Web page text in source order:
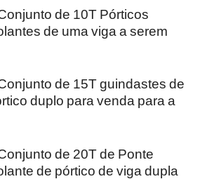
de 10T Pórticos
de uma viga a serem
de 15T guindastes de
duplo para venda para a
de 20T de Ponte
de pórtico de viga dupla